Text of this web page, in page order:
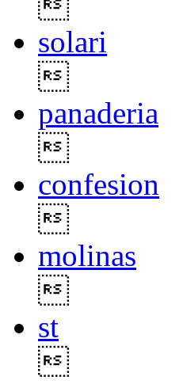
solari
panaderia
confesion
molinas
st